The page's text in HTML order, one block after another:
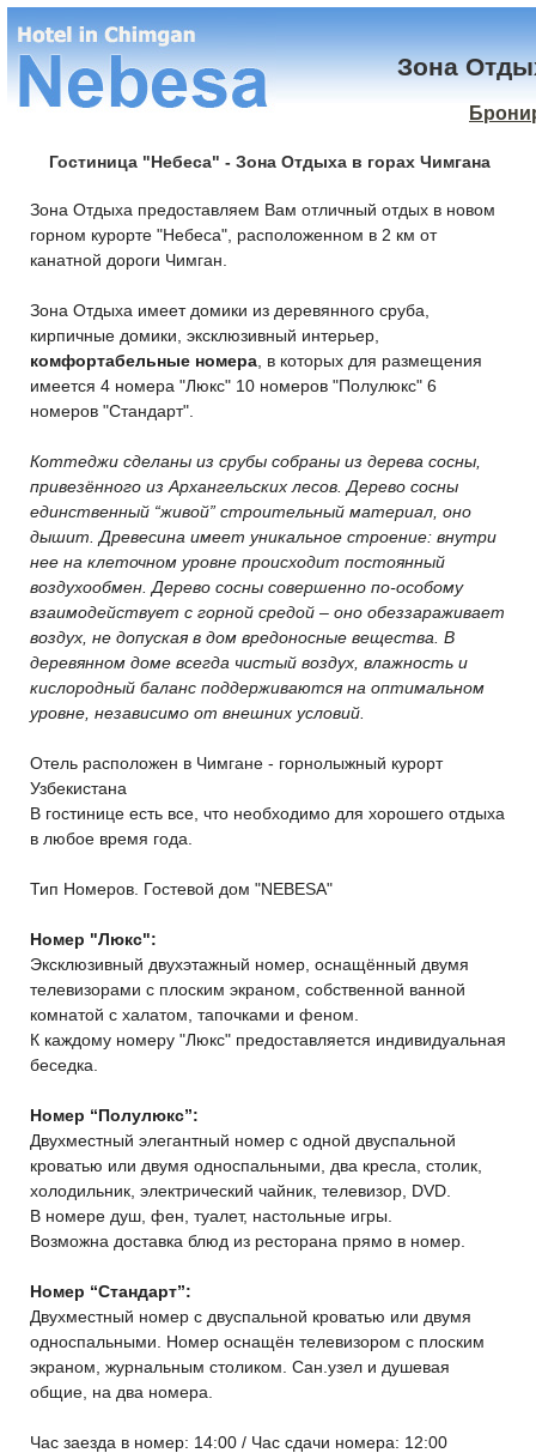
Зона
Гостиница "Небеса" - Зона Отдыха в горах Чимгана
Зона Отдыха предоставляем Вам отличный отдых в новом
горном курорте "Небеса", расположенном в 2 км от
канатной дороги Чимган.
Зона Отдыха имеет домики из деревянного сруба,
кирпичные домики, эксклюзивный интерьер,
комфортабельные номера , в которых для размещения
имеется 4 номера "Люкс" 10 номеров "Полулюкс" 6
номеров "Стандарт".
Коттеджи сделаны из срубы собраны из дерева сосны,
привезённого из Архангельских лесов. Дерево сосны
единственный “живой” строительный материал, оно
дышит. Древесина имеет уникальное строение: внутри
нее на клеточном уровне происходит постоянный
воздухообмен. Дерево сосны совершенно по-особому
взаимодействует с горной средой – оно обеззараживает
воздух, не допуская в дом вредоносные вещества. В
деревянном доме всегда чистый воздух, влажность и
кислородный баланс поддерживаются на оптимальном
уровне, независимо от внешних условий.
Отель расположен в Чимгане - горнолыжный курорт
Узбекистана
В гостинице есть все, что необходимо для хорошего отдыха
в любое время года.
Тип Номеров. Гостевой дом "NEBESA"
Номер "Люкс":
Эксклюзивный двухэтажный номер, оснащённый двумя
телевизорами с плоским экраном, собственной ванной
комнатой с халатом, тапочками и феном.
К каждому номеру "Люкс" предоставляется индивидуальная
беседка.
Номер “Полулюкс”:
Двухместный элегантный номер с одной двуспальной
кроватью или двумя односпальными, два кресла, столик,
холодильник, электрический чайник, телевизор, DVD.
В номере душ, фен, туалет, настольные игры.
Возможна доставка блюд из ресторана прямо в номер.
Номер “Стандарт”:
Двухместный номер с двуспальной кроватью или двумя
односпальными. Номер оснащён телевизором с плоским
экраном, журнальным столиком. Cан.узел и душевая
общие, на два номера.
Час заезда в номер: 14:00 / Час сдачи номера: 12:00